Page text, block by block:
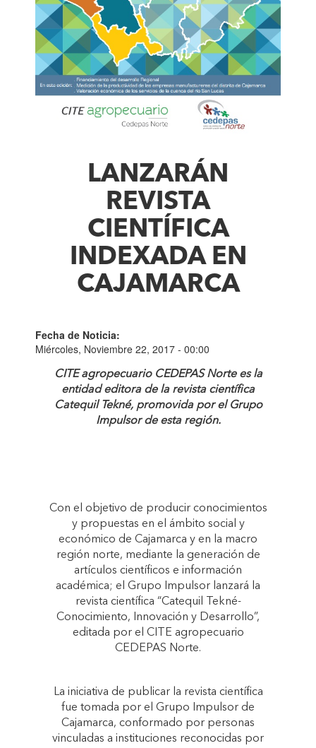
LANZARÁN
REVISTA
CIENTÍFICA
INDEXADA EN
CAJAMARCA
Fecha de Noticia:
Miércoles, Noviembre 22, 2017 - 00:00
CITE agropecuario CEDEPAS Norte es la
entidad editora de la revista científica
Catequil Tekné, promovida por el Grupo
Impulsor de esta región.
Con el objetivo de producir conocimientos
y propuestas en el ámbito social y
económico de Cajamarca y en la macro
región norte, mediante la generación de
artículos científicos e información
académica; el Grupo Impulsor lanzará la
revista científica “Catequil Tekné-
Conocimiento, Innovación y Desarrollo”,
editada por el CITE agropecuario
CEDEPAS Norte.
La iniciativa de publicar la revista científica
fue tomada por el Grupo Impulsor de
Cajamarca, conformado por personas
vinculadas a instituciones reconocidas por